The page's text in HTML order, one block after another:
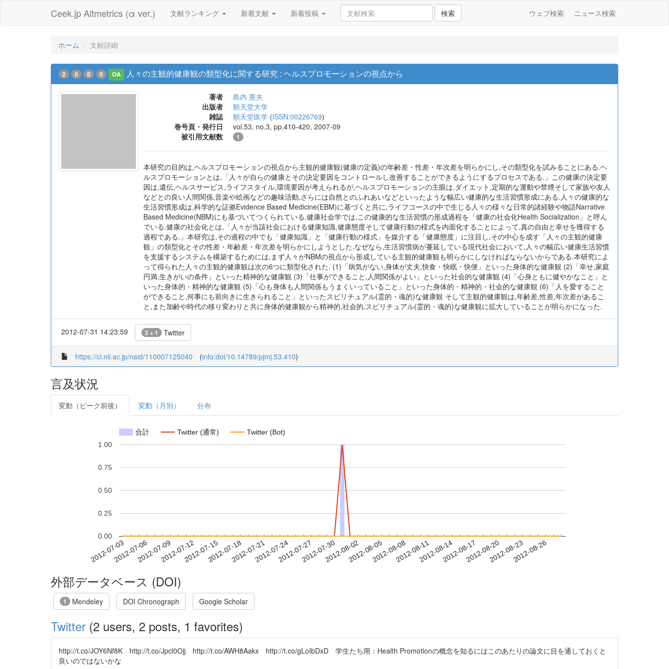
Ceek.jp Altmetrics (α ver.) 文献ランキング 新着文献 新着投稿 検索 ウェブ検索 ニュース検索
ホーム 文献詳細
2 0 0 0 OA 人々の主観的健康観の類型化に関する研究 : ヘルスプロモーションの視点から
著者
島内 憲夫
出版者
順天堂大学
雑誌
順天堂医学 (ISSN:00226769)
巻号頁・発行日
vol.53, no.3, pp.410-420, 2007-09
被引用文献数
1
本研究の目的は,ヘルスプロモーションの視点から主観的健康観(健康の定義)の年齢差・性差・年次差を明らかにし,その類型化を試みることにある.ヘ
ルスプロモーションとは,「人々が自らの健康とその決定要因をコントロールし改善することができるようにするプロセスである.」この健康の決定要
因は,遺伝,ヘルスサービス,ライフスタイル,環境要因が考えられるが,ヘルスプロモーションの主眼は,ダイエット,定期的な運動や禁煙そして家族や友人
などとの良い人間関係,音楽や絵画などの趣味活動,さらには自然とのふれあいなどといったような幅広い健康的な生活習慣形成にある.人々の健康的な
生活習慣形成は,科学的な証拠Evidence Based Medicine(EBM)に基づくと共に,ライフコースの中で生じる人々の様々な日常的諸経験や物語Narrative
Based Medicine(NBM)にも基づいてつくられている.健康社会学では,この健康的な生活習慣の形成過程を「健康の社会化Health Socialization」と呼ん
でいる.健康の社会化とは,「人々が当該社会における健康知識,健康態度そして健康行動の様式を内面化することによって,真の自由と幸せを獲得する
過程である.」本研究は,その過程の中でも「健康知識」と「健康行動の様式」を媒介する「健康態度」に注目し,その中心を成す「人々の主観的健康
観」の類型化とその性差・年齢差・年次差を明らかにしようとした.なぜなら,生活習慣病が蔓延している現代社会において,人々の幅広い健康生活習慣
を支援するシステムを構築するためには,まず人々がNBMの視点から形成している主観的健康観も明らかにしなければならないからである.本研究によ
って得られた人々の主観的健康観は次の6つに類型化された. (1)「病気がない,身体が丈夫,快食・快眠・快便」といった身体的な健康観 (2)「幸せ,家庭
円満,生きがいの条件」といった精神的な健康観 (3)「仕事ができること,人間関係がよい」といった社会的な健康観 (4)「心身ともに健やかなこと」と
いった身体的・精神的な健康観 (5)「心も身体も人間関係もうまくいっていること」といった身体的・精神的・社会的な健康観 (6)「人を愛すること
ができること,何事にも前向きに生きられること」といったスピリチュアル(霊的・魂的)な健康観 そして主観的健康観は,年齢差,性差,年次差があるこ
と,また加齢や時代の移り変わりと共に身体的健康観から精神的,社会的,スピリチュアル(霊的・魂的)な健康観に拡大していることが明らかになった.
2012-07-31 14:23:59 2 + 1 Twitter
https://ci.nii.ac.jp/naid/110007125040 (info:doi/10.14789/pjmj.53.410)
言及状況
変動（ピーク前後） 変動（月別） 分布
合計 Twitter (通常) Twitter (Bot)
2012-07-032012-07-062012-07-092012-07-122012-07-152012-07-182012-07-212012-07-242012-07-272012-07-302012-08-022012-08-052012-08-082012-08-112012-08-142012-08-172012-08-202012-08-232012-08-26
0.00
0.25
0.50
0.75
1.00
外部データベース (DOI)
1 Mendeley DOI Chronograph Google Scholar
Twitter (2 users, 2 posts, 1 favorites)
http://t.co/JOY6Nf8K http://t.co/Jpcl0Ojj http://t.co/AWH8Aakx http://t.co/gLoIbDxD 学生たち用：Health Promotionの概念を知るにはこのあたりの論文に目を通しておくと
良いのではないかな